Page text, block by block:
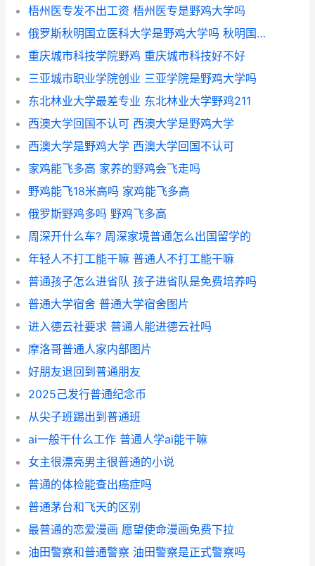
梧州医专发不出工资 梧州医专是野鸡大学吗
俄罗斯秋明国立医科大学是野鸡大学吗 秋明国立大学靠谱吗
重庆城市科技学院野鸡 重庆城市科技好不好
三亚城市职业学院创业 三亚学院是野鸡大学吗
东北林业大学最差专业 东北林业大学野鸡211
西澳大学回国不认可 西澳大学是野鸡大学
西澳大学是野鸡大学 西澳大学回国不认可
家鸡能飞多高 家养的野鸡会飞走吗
野鸡能飞18米高吗 家鸡能飞多高
俄罗斯野鸡多吗 野鸡飞多高
周深开什么车? 周深家境普通怎么出国留学的
年轻人不打工能干嘛 普通人不打工能干嘛
普通孩子怎么进省队 孩子进省队是免费培养吗
普通大学宿舍 普通大学宿舍图片
进入德云社要求 普通人能进德云社吗
摩洛哥普通人家内部图片
好朋友退回到普通朋友
2025己发行普通纪念币
从尖子班踢出到普通班
ai一般干什么工作 普通人学ai能干嘛
女主很漂亮男主很普通的小说
普通的体检能查出癌症吗
普通茅台和飞天的区别
最普通的恋爱漫画 愿望使命漫画免费下拉
油田警察和普通警察 油田警察是正式警察吗